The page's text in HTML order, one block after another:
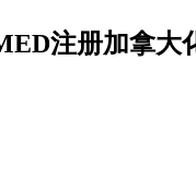
注册加拿大